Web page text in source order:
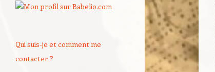
Qui suis-je et comment me
contacter ?